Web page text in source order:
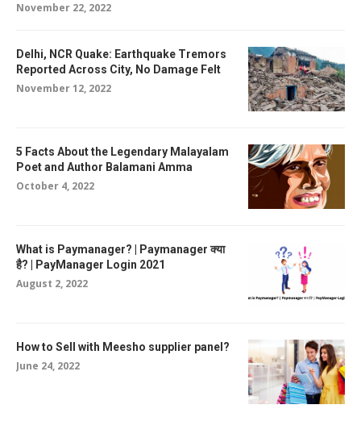
November 22, 2022
Delhi, NCR Quake: Earthquake Tremors
Reported Across City, No Damage Felt
November 12, 2022
5 Facts About the Legendary Malayalam
Poet and Author Balamani Amma
October 4, 2022
What is Paymanager? | Paymanager क्या
है? | PayManager Login 2021
August 2, 2022
How to Sell with Meesho supplier panel?
June 24, 2022